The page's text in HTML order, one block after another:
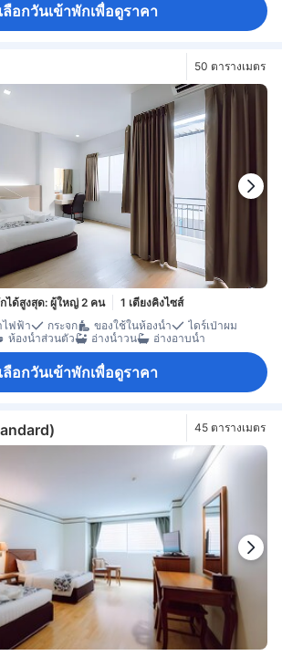
เลือกวันเข้าพักเพื่อดูราคา
50 ตารางเมตร
ได้สูงสุด: ผู้ใหญ่ 2 คน
1 เตียงคิงไซส์
ไฟฟ้า กระจก ของใช้ในห้องน้ำ
ไดร์เป่าผม
ห้องน้ำส่วนตัว อ่างน้ำวน อ่างอาบน้ำ
เลือกวันเข้าพักเพื่อดูราคา
45 ตารางเมตร